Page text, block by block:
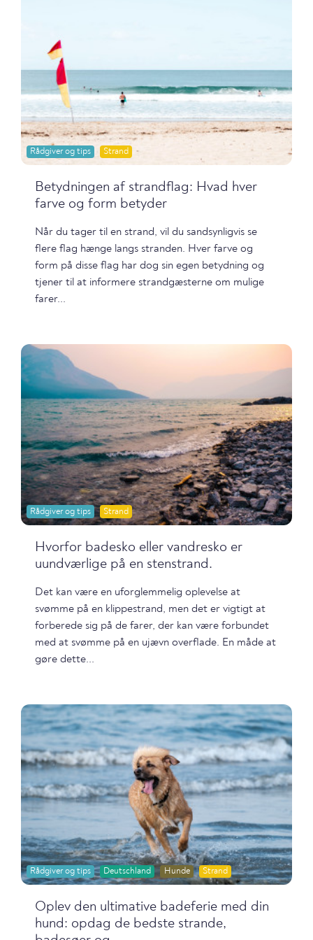
Rådgiver og tips Strand
Betydningen af strandflag: Hvad hver
farve og form betyder
Når du tager til en strand, vil du sandsynligvis se
flere flag hænge langs stranden. Hver farve og
form på disse flag har dog sin egen betydning og
tjener til at informere strandgæsterne om mulige
farer...
Rådgiver og tips Strand
Hvorfor badesko eller vandresko er
uundværlige på en stenstrand.
Det kan være en uforglemmelig oplevelse at
svømme på en klippestrand, men det er vigtigt at
forberede sig på de farer, der kan være forbundet
med at svømme på en ujævn overflade. En måde at
gøre dette...
Rådgiver og tips Deutschland Hunde Strand
Oplev den ultimative badeferie med din
hund: opdag de bedste strande,